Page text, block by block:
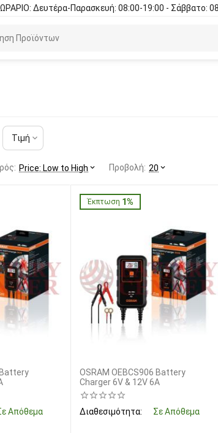
ΩΡΑΡΙΟ: Δευτέρα-Παρασκευή: 08:00-19:00 - Σάββατο:
Τιμή
Price: Low to High Προβολή: 20
Battery
Απόθεμα
Έκπτωση 1%
OSRAM OEBCS906 Battery
Charger 6V & 12V 6A
Διαθεσιμότητα: Σε Απόθεμα